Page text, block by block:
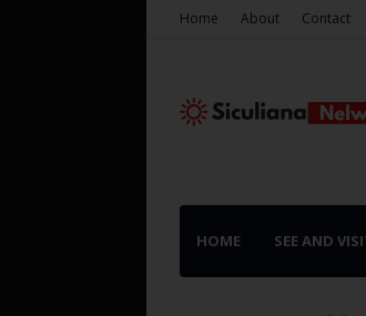
Home About Contact
HOME SEE AND